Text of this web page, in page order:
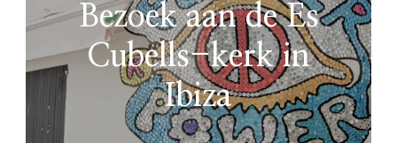
Bezoek aan de Es
Cubells-kerk in
Ibiza